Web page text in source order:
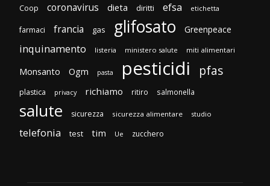
Coop coronavirus dieta diritti efsa etichetta
farmaci francia gas glifosato Greenpeace
inquinamento listeria ministero salute miti alimentari
Monsanto Ogm pasta pesticidi pfas
plastica privacy richiamo ritiro salmonella
salute sicurezza sicurezza alimentare studio
telefonia test tim Ue zucchero